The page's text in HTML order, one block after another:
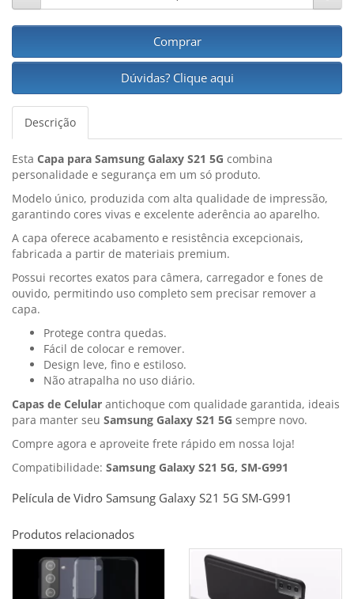
Comprar
Dúvidas? Clique aqui
Descrição
Esta Capa para Samsung Galaxy S21 5G combina
personalidade e segurança em um só produto.
Modelo único, produzida com alta qualidade de impressão,
garantindo cores vivas e excelente aderência ao aparelho.
A capa oferece acabamento e resistência excepcionais,
fabricada a partir de materiais premium.
Possui recortes exatos para câmera, carregador e fones de
ouvido, permitindo uso completo sem precisar remover a
capa.
Protege contra quedas.
Fácil de colocar e remover.
Design leve, fino e estiloso.
Não atrapalha no uso diário.
Capas de Celular antichoque com qualidade garantida, ideais
para manter seu Samsung Galaxy S21 5G sempre novo.
Compre agora e aproveite frete rápido em nossa loja!
Compatibilidade: Samsung Galaxy S21 5G, SM-G991
Película de Vidro Samsung Galaxy S21 5G SM-G991
Produtos relacionados